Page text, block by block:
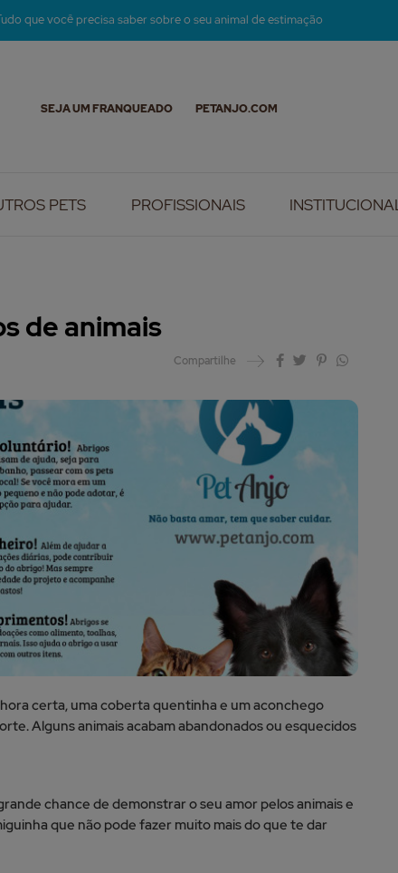
que você precisa saber sobre o seu animal de estimação
SEJA UM FRANQUEADO PETANJO.COM
PETS PROFISSIONAIS INSTITUCIONAL
de animais
Compartilhe
certa, uma coberta quentinha e um aconchego
Alguns animais acabam abandonados ou esquecidos
chance de demonstrar o seu amor pelos animais e
que não pode fazer muito mais do que te dar